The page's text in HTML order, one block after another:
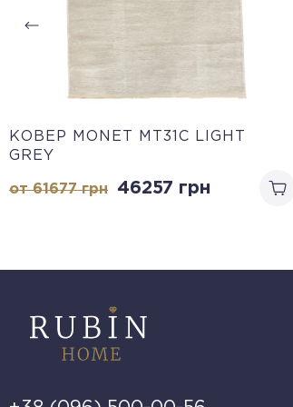
КОВЕР MONET MT31C LIGHT
GREY
от 61677грн 46257 грн